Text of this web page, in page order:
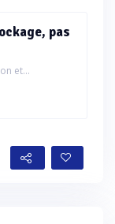
pas
et...